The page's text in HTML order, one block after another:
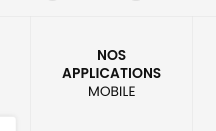
NOS
APPLICATIONS
MOBILE